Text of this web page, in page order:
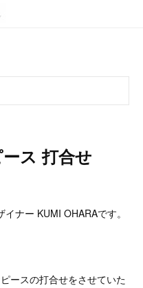
ス 打合せ
ナー KUMI OHARAです。
ースの打合せをさせていた